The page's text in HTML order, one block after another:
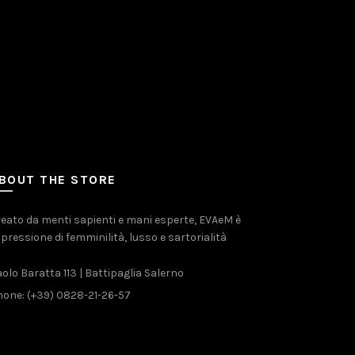
THE STORE
da menti sapienti e mani esperte, EVAeM è
di femminilità, lusso e sartorialità
Baratta 113 | Battipaglia Salerno
(+39) 0828-21-26-57